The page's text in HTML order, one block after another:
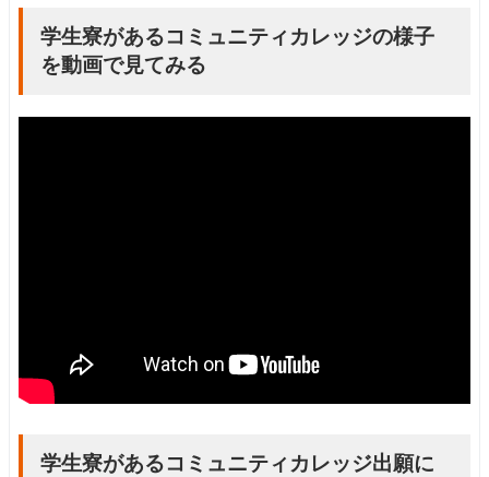
学生寮があるコミュニティカレッジの様子
を動画で見てみる
学生寮があるコミュニティカレッジ出願に